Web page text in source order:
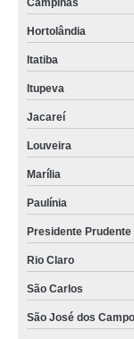
Campinas
Hortolândia
Itatiba
Itupeva
Jacareí
Louveira
Marília
Paulínia
Presidente Prudente
Rio Claro
São Carlos
São José dos